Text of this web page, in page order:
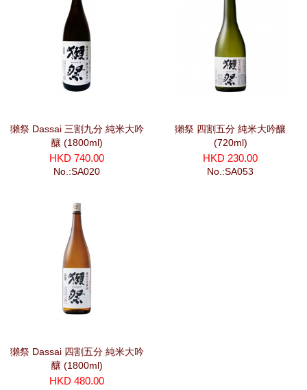
獺祭 Dassai 三割九分 純米大吟
釀 (1800ml)
HKD 740.00
No.:SA020
獺祭 四割五分 純米大吟釀
(720ml)
HKD 230.00
No.:SA053
獺祭 Dassai 四割五分 純米大吟
釀 (1800ml)
HKD 480.00